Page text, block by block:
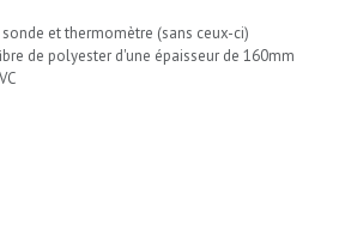
et thermomètre (sans ceux-ci)
de polyester d'une épaisseur de 160mm